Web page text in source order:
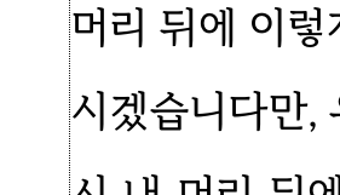
머리 뒤에 이
시겠습니다만,